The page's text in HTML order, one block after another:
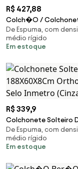
R$ 427,88
Colch�O /
180X100X5Cm Selo
Orthovida (Bordô)
De Espuma, com
médio rígido
Em estoque
R$ 339,9
Colchonete Solteiro
188X60X8Cm
Inmetro (Cinza)
De Espuma, com
médio rígido
Em estoque